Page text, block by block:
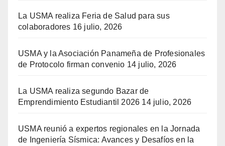
La USMA realiza Feria de Salud para sus
colaboradores 16 julio, 2026
USMA y la Asociación Panameña de Profesionales
de Protocolo firman convenio 14 julio, 2026
La USMA realiza segundo Bazar de
Emprendimiento Estudiantil 2026 14 julio, 2026
USMA reunió a expertos regionales en la Jornada
de Ingeniería Sísmica: Avances y Desafíos en la